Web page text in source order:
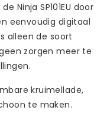
Ninja SP101EU door
eenvoudig digitaal
alleen de soort
zorgen meer te
kruimellade,
te maken.